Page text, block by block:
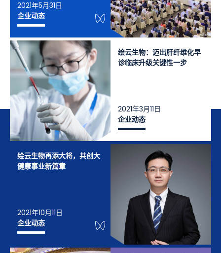
企业动态
2021年5月31日
WeChat Knowledge
绘云生物：迈出肝纤维化早
诊临床升级关键性一步
企业动态
2021年3月11日
绘云生物再添大将，共创大
健康事业新篇章
企业动态
2021年10月11日
WeChat Knowledge